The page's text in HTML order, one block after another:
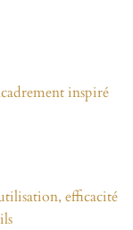
inspiré
efficacité